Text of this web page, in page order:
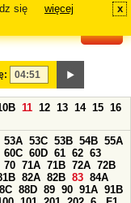
się
więcej x
11 12 13 14 15 16
53A 53C 53B 54B 55A
60C 60D 61 62 63
70 71A 71B 72A 72B
82A 82B 83 84A
88D 89 90 91A 91B